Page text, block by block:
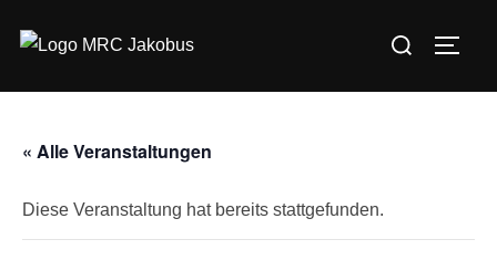
Inhalt
Suchen
« Alle Veranstaltungen
Diese Veranstaltung hat bereits stattgefunden.